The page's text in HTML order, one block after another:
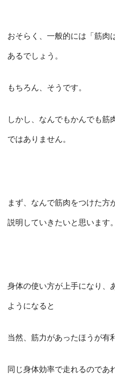
おそらく、一般的には「筋肉
あるでしょう。
もちろん、そうです。
しかし、なんでもかんでも
ではありません。
まず、なんで筋肉をつけた方
説明していきたいと思います。
身体の使い方が上手になり、
ようになると
当然、筋力があったほうが有
同じ身体効率で走れるのであ